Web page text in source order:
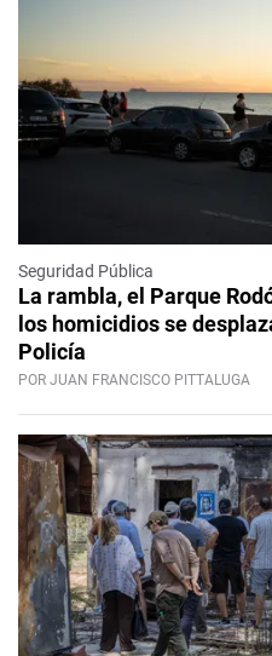
Seguridad Pública
La rambla, el Parque
los homicidios se
Policía
POR JUAN FRANCISCO PITTALUGA